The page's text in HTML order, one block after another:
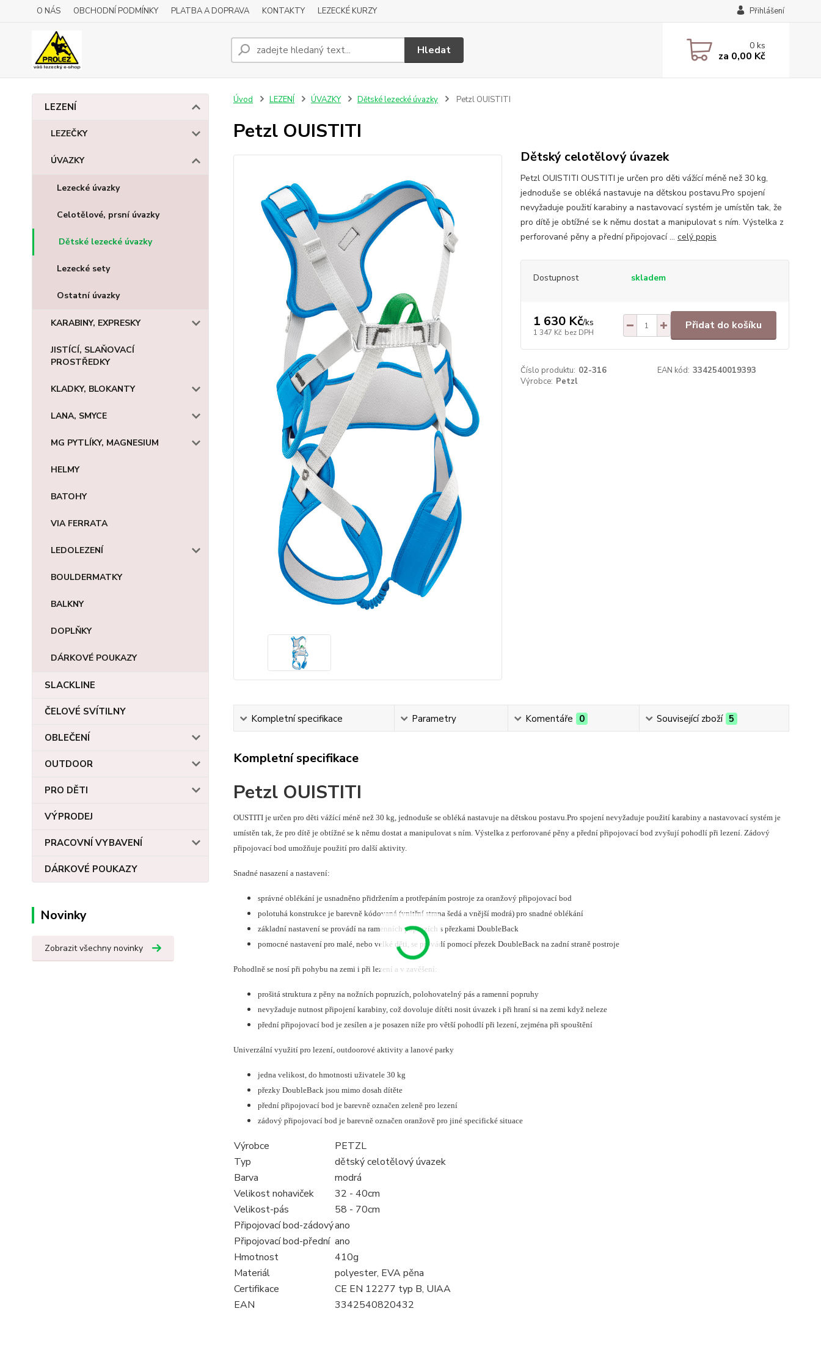
O NÁS OBCHODNÍ PODMÍNKY PLATBA A DOPRAVA KONTAKTY LEZECKÉ KURZY Přihlášení
Hledat 0ks
za 0,00 Kč
LEZENÍ
LEZEČKY
ÚVAZKY
Lezecké úvazky
Celotělové, prsní úvazky
Dětské lezecké úvazky
Lezecké sety
Ostatní úvazky
KARABINY, EXPRESKY
JISTÍCÍ, SLAŇOVACÍ
PROSTŘEDKY
KLADKY, BLOKANTY
LANA, SMYCE
MG PYTLÍKY, MAGNESIUM
HELMY
BATOHY
VIA FERRATA
LEDOLEZENÍ
BOULDERMATKY
BALKNY
DOPLŇKY
DÁRKOVÉ POUKAZY
SLACKLINE
ČELOVÉ SVÍTILNY
OBLEČENÍ
OUTDOOR
PRO DĚTI
VÝPRODEJ
PRACOVNÍ VYBAVENÍ
DÁRKOVÉ POUKAZY
Novinky
Zobrazit všechny novinky
Úvod LEZENÍ ÚVAZKY Dětské lezecké úvazky Petzl OUISTITI
Petzl OUISTITI
Dětský celotělový úvazek
Petzl OUISTITI OUSTITI je určen pro děti vážící méně než 30 kg,
jednoduše se obléká nastavuje na dětskou postavu.Pro spojení
nevyžaduje použití karabiny a nastavovací systém je umístěn tak, že
pro dítě je obtížné se k němu dostat a manipulovat s ním. Výstelka z
perforované pěny a přední připojovací ... celý popis
Dostupnost skladem
1 630 Kč/ks
1 347 Kč bez DPH
Přidat do košíku
Číslo produktu: 02-316 EAN kód: 3342540019393
Výrobce: Petzl
Kompletní specifikace Parametry Komentáře 0 Související zboží 5
Kompletní specifikace
Petzl OUISTITI
OUSTITI je určen pro děti vážící méně než 30 kg, jednoduše se obléká nastavuje na dětskou postavu.Pro spojení nevyžaduje použití karabiny a nastavovací systém je
umístěn tak, že pro dítě je obtížné se k němu dostat a manipulovat s ním. Výstelka z perforované pěny a přední připojovací bod zvyšují pohodlí při lezení. Zádový
připojovací bod umožňuje použití pro další aktivity.
Snadné nasazení a nastavení:
správné oblékání je usnadněno přidržením a protřepáním postroje za oranžový připojovací bod
polotuhá konstrukce je barevně kódovaná (vnitřní strana šedá a vnější modrá) pro snadné oblékání
základní nastavení se provádí na ramenních popruzích s přezkami DoubleBack
pomocné nastavení pro malé, nebo velké děti, se provádí pomocí přezek DoubleBack na zadní straně postroje
Pohodlně se nosí při pohybu na zemi i při lezení a v zavěšení:
prošitá struktura z pěny na nožních popruzích, polohovatelný pás a ramenní popruhy
nevyžaduje nutnost připojení karabiny, což dovoluje dítěti nosit úvazek i při hraní si na zemi když neleze
přední připojovací bod je zesílen a je posazen níže pro větší pohodlí při lezení, zejména při spouštění
Univerzální využití pro lezení, outdoorové aktivity a lanové parky
jedna velikost, do hmotnosti uživatele 30 kg
přezky DoubleBack jsou mimo dosah dítěte
přední připojovací bod je barevně označen zeleně pro lezení
zádový připojovací bod je barevně označen oranžově pro jiné specifické situace
Výrobce
PETZL
Typ
dětský celotělový úvazek
Barva
modrá
Velikost nohaviček
32 - 40cm
Velikost-pás
58 - 70cm
Připojovací bod-zádovýano
Připojovací bod-přední ano
Hmotnost
410g
Materiál
polyester, EVA pěna
Certifikace
CE EN 12277 typ B, UIAA
EAN
3342540820432